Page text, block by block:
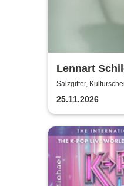
Lennart
Salzgitter,
25.11.2026